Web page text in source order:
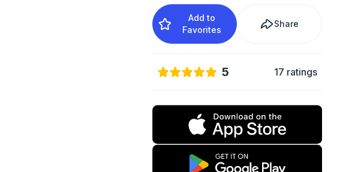
Add to
Favorites
Share
5 17 ratings